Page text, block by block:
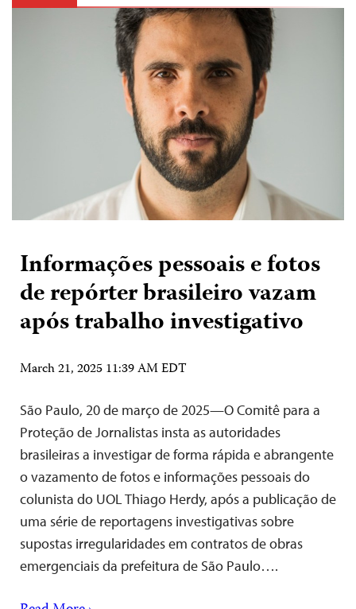
Informações pessoais e fotos
de repórter brasileiro vazam
após trabalho investigativo
March 21, 2025 11:39 AM EDT
São Paulo, 20 de março de 2025—O Comitê para a
Proteção de Jornalistas insta as autoridades
brasileiras a investigar de forma rápida e abrangente
o vazamento de fotos e informações pessoais do
colunista do UOL Thiago Herdy, após a publicação de
uma série de reportagens investigativas sobre
supostas irregularidades em contratos de obras
emergenciais da prefeitura de São Paulo….